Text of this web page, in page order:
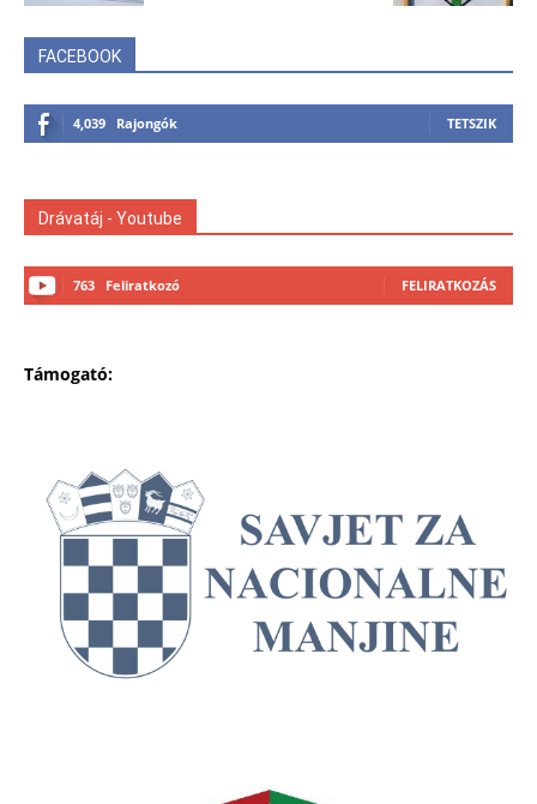
FACEBOOK
4,039 Rajongók TETSZIK
Drávatáj - Youtube
763 Feliratkozó FELIRATKOZÁS
Támogató: